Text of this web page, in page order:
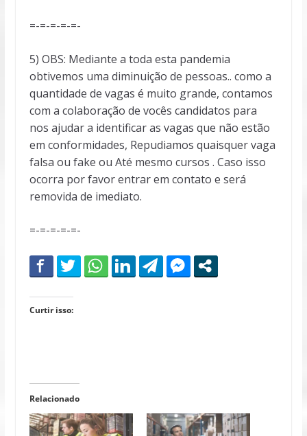
=-=-=-=-=-
5) OBS: Mediante a toda esta pandemia
obtivemos uma diminuição de pessoas.. como a
quantidade de vagas é muito grande, contamos
com a colaboração de vocês candidatos para
nos ajudar a identificar as vagas que não estão
em conformidades, Repudiamos quaisquer vaga
falsa ou fake ou Até mesmo cursos . Caso isso
ocorra por favor entrar em contato e será
removida de imediato.
=-=-=-=-=-
Curtir isso:
Relacionado